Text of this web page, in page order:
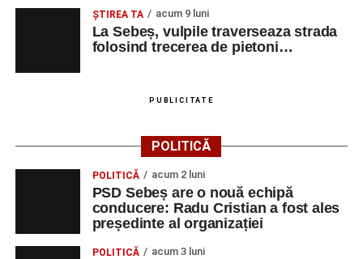
ŞTIREA TA acum 9 luni
La Sebeș, vulpile traverseaza strada
folosind trecerea de pietoni…
PUBLICITATE
POLITICĂ
POLITICĂ acum 2 luni
PSD Sebeș are o nouă echipă
conducere: Radu Cristian a fost ales
președinte al organizației
POLITICĂ acum 3 luni